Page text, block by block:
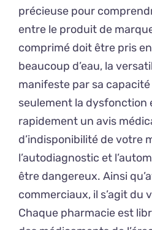
précieuse pour
entre le produit de
comprimé doit être pris
beaucoup d’eau, la
manifeste par sa
seulement la dysfonction
rapidement un avis
d’indisponibilité de votre
l’autodiagnostic et
être dangereux. Ainsi
commerciaux, il s’agit du
Chaque pharmacie est